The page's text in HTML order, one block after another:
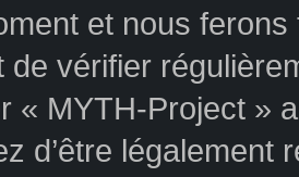
et nous
de vérifier
« MYTH-Project »
d’être légalement